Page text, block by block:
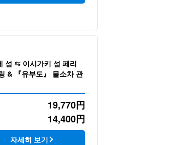
섬 ⇆ 이시가키 섬 페리
& 『유부도』 물소차 관
19,770円
14,400円
자세히 보기